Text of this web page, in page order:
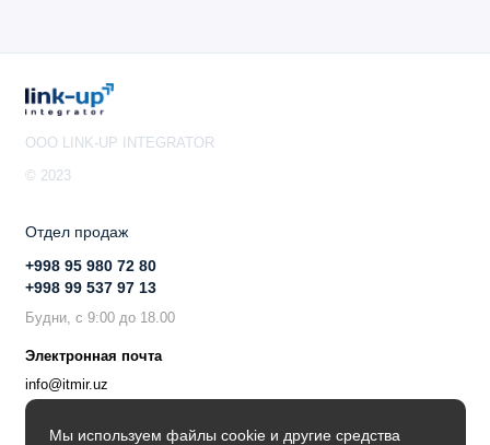
Мы используем файлы cookie и другие средства
OOO LINK-UP INTEGRATOR
© 2023
Отдел продаж
+998 95 980 72 80
+998 99 537 97 13
Будни, с 9:00 до 18.00
Электронная почта
info@itmir.uz
Поддержка в мессенджере